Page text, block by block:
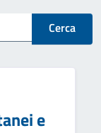
Cerca
e